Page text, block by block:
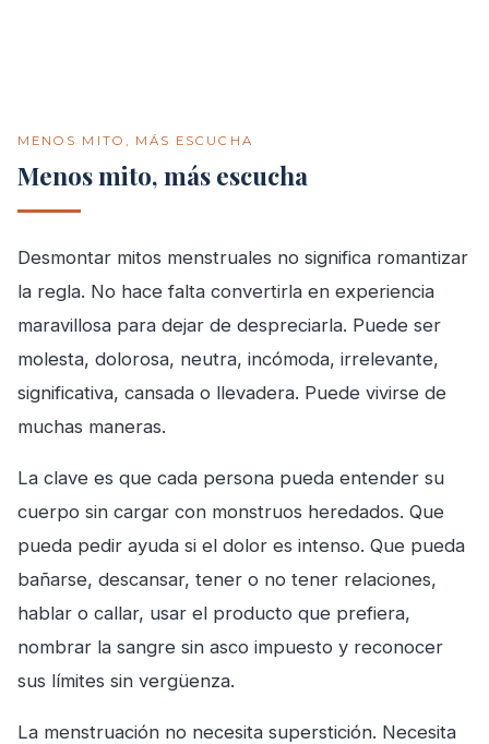
MENOS MITO, MÁS ESCUCHA
Menos mito, más escucha
Desmontar mitos menstruales no significa romantizar
la regla. No hace falta convertirla en experiencia
maravillosa para dejar de despreciarla. Puede ser
molesta, dolorosa, neutra, incómoda, irrelevante,
significativa, cansada o llevadera. Puede vivirse de
muchas maneras.
La clave es que cada persona pueda entender su
cuerpo sin cargar con monstruos heredados. Que
pueda pedir ayuda si el dolor es intenso. Que pueda
bañarse, descansar, tener o no tener relaciones,
hablar o callar, usar el producto que prefiera,
nombrar la sangre sin asco impuesto y reconocer
sus límites sin vergüenza.
La menstruación no necesita superstición. Necesita